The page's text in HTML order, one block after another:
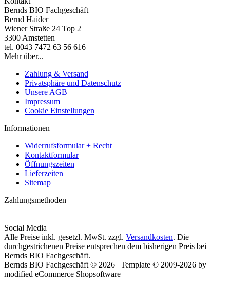
Bernds BIO Fachgeschäft
Bernd Haider
Wiener Straße 24 Top 2
3300 Amstetten
tel. 0043 7472 63 56 616
Mehr über...
Zahlung & Versand
Privatsphäre und Datenschutz
Unsere AGB
Impressum
Cookie Einstellungen
Informationen
Widerrufsformular + Recht
Kontaktformular
Öffnungszeiten
Lieferzeiten
Sitemap
Zahlungsmethoden
Social Media
Alle Preise inkl. gesetzl. MwSt. zzgl. Versandkosten. Die
durchgestrichenen Preise entsprechen dem bisherigen Preis bei
Bernds BIO Fachgeschäft.
Bernds BIO Fachgeschäft © 2026 | Template © 2009-2026 by
modified eCommerce Shopsoftware